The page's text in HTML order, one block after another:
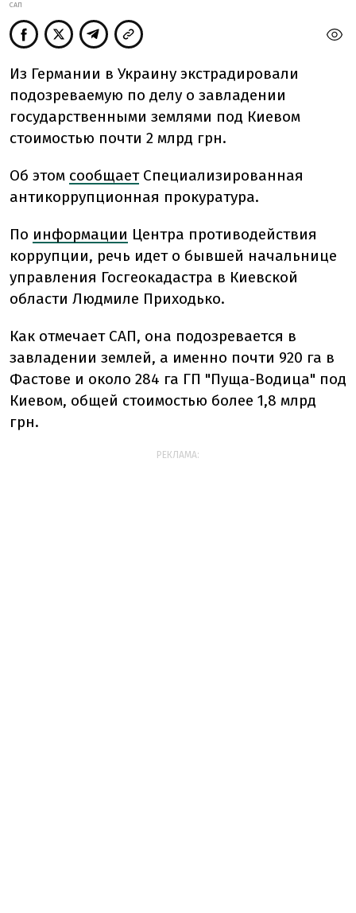
САП
Из Германии в Украину экстрадировали
подозреваемую по делу о завладении
государственными землями под Киевом
стоимостью почти 2 млрд грн.
Об этом сообщает Специализированная
антикоррупционная прокуратура.
По информации Центра противодействия
коррупции, речь идет о бывшей начальнице
управления Госгеокадастра в Киевской
области Людмиле Приходько.
Как отмечает САП, она подозревается в
завладении землей, а именно почти 920 га в
Фастове и около 284 га ГП "Пуща-Водица" под
Киевом, общей стоимостью более 1,8 млрд
грн.
РЕКЛАМА: